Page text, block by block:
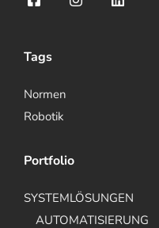
Tags
Normen
Robotik
Portfolio
SYSTEMLÖSUNGEN
AUTOMATISIERUNG